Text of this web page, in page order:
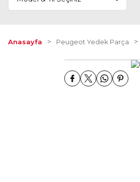
Anasayfa Peugeot Yedek Parça